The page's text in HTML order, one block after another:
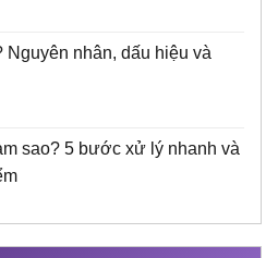
Nguyên nhân, dấu hiệu và
sao? 5 bước xử lý nhanh và